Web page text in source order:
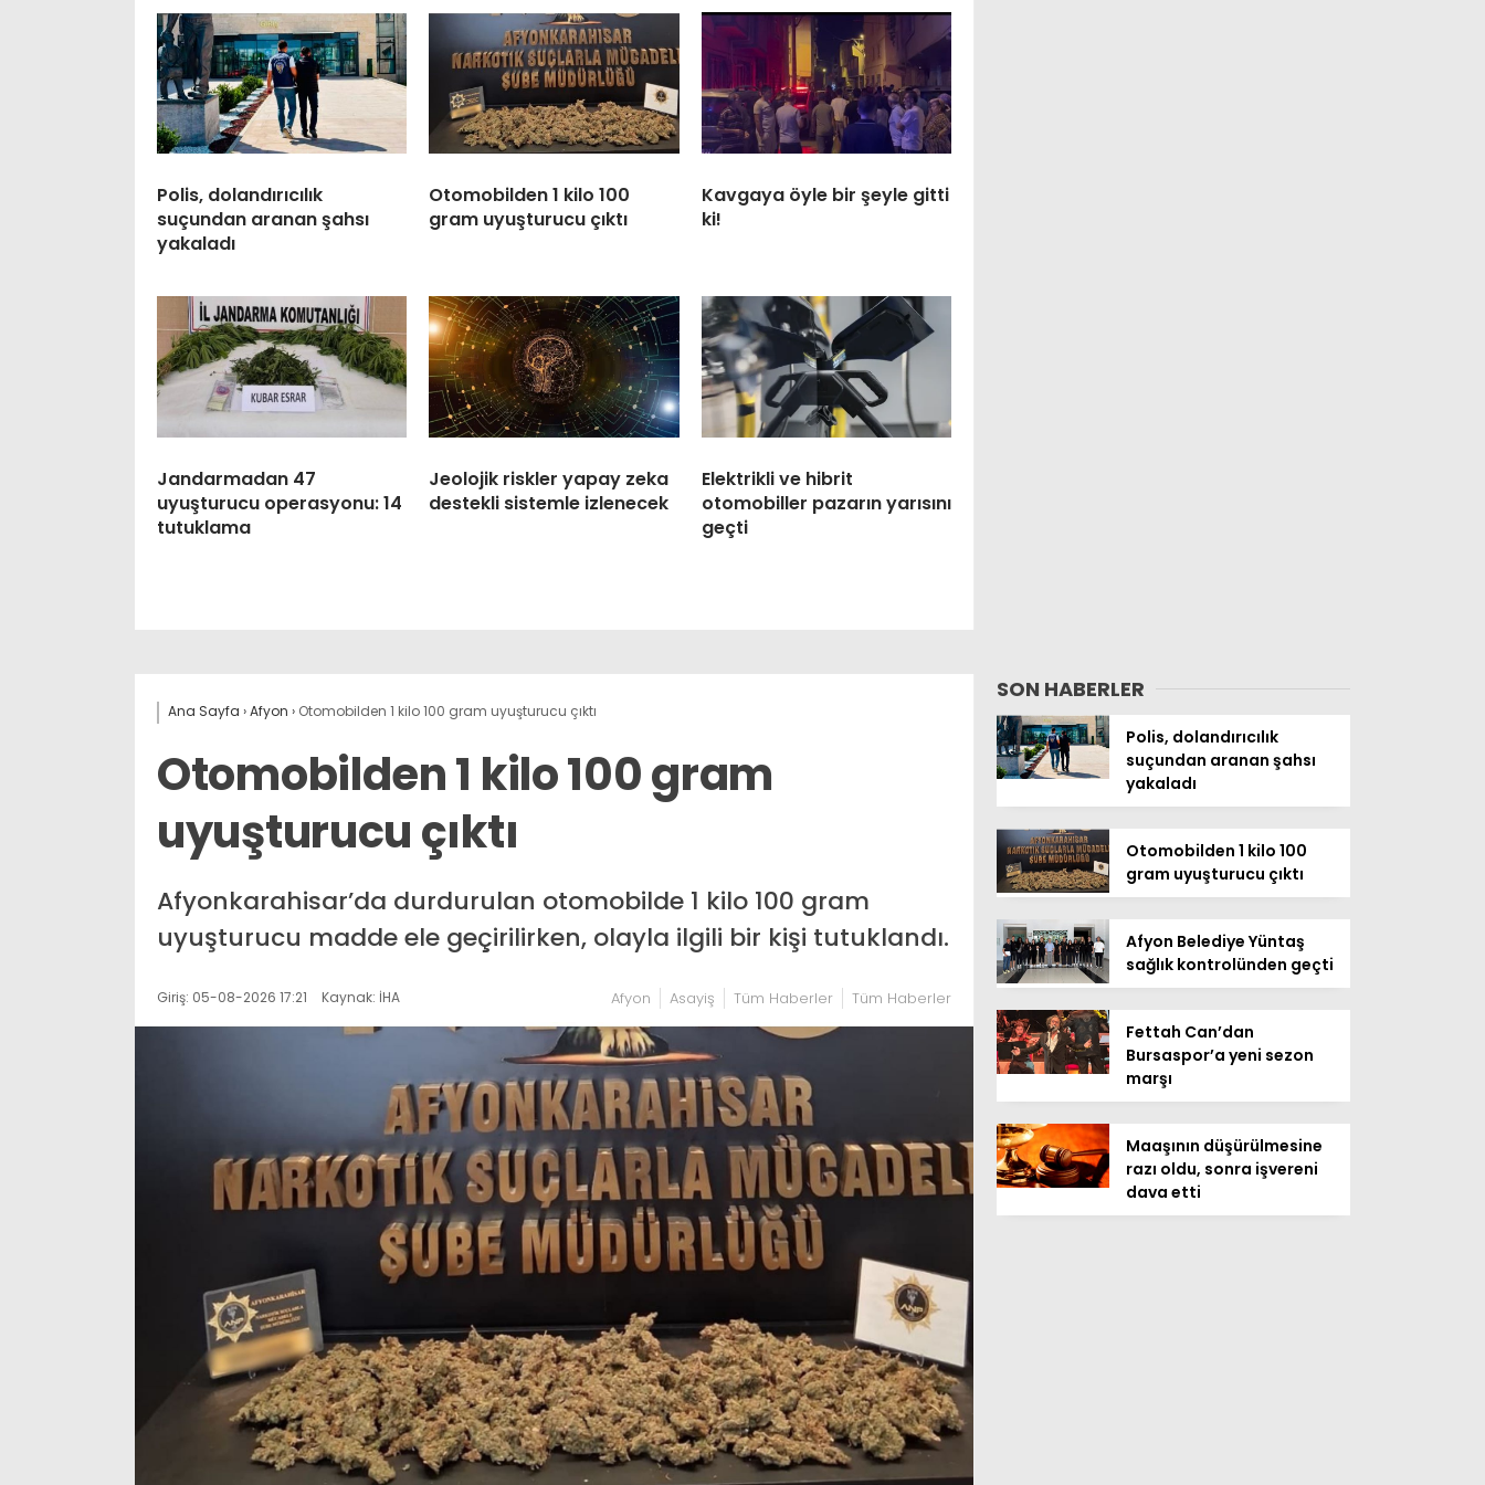
Polis, dolandırıcılık
suçundan aranan şahsı
yakaladı
Otomobilden 1 kilo 100
gram uyuşturucu çıktı
Kavgaya öyle bir şeyle gitti
ki!
Jandarmadan 47
uyuşturucu operasyonu: 14
tutuklama
Jeolojik riskler yapay zeka
destekli sistemle izlenecek
Elektrikli ve hibrit
otomobiller pazarın yarısını
geçti
Ana Sayfa ›Afyon › Otomobilden 1 kilo 100 gram uyuşturucu çıktı
Otomobilden 1 kilo 100 gram
uyuşturucu çıktı
Afyonkarahisar’da durdurulan otomobilde 1 kilo 100 gram
uyuşturucu madde ele geçirilirken, olayla ilgili bir kişi tutuklandı.
Giriş: 05-08-2026 17:21 Kaynak: İHA Afyon Asayiş Tüm Haberler Tüm Haberler
SON HABERLER
Polis, dolandırıcılık
suçundan aranan şahsı
yakaladı
Otomobilden 1 kilo 100
gram uyuşturucu çıktı
Afyon Belediye Yüntaş
sağlık kontrolünden geçti
Fettah Can’dan
Bursaspor’a yeni sezon
marşı
Maaşının düşürülmesine
razı oldu, sonra işvereni
dava etti